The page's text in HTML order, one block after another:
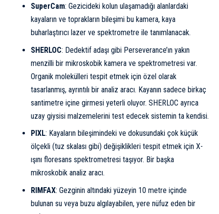
SuperCam: Gezicideki kolun ulaşamadığı alanlardaki
kayaların ve toprakların bileşimi bu kamera, kaya
buharlaştırıcı lazer ve spektrometre ile tanımlanacak.
SHERLOC: Dedektif adaşı gibi Perseverance’ın yakın
menzilli bir mikroskobik kamera ve spektrometresi var.
Organik molekülleri tespit etmek için özel olarak
tasarlanmış, ayrıntılı bir analiz aracı. Kayanın sadece birkaç
santimetre içine girmesi yeterli oluyor. SHERLOC ayrıca
uzay giysisi malzemelerini test edecek sistemin ta kendisi.
PIXL: Kayaların bileşimindeki ve dokusundaki çok küçük
ölçekli (tuz skalası gibi) değişiklikleri tespit etmek için X-
ışını floresans spektrometresi taşıyor. Bir başka
mikroskobik analiz aracı.
RIMFAX: Gezginin altındaki yüzeyin 10 metre içinde
bulunan su veya buzu algılayabilen, yere nüfuz eden bir